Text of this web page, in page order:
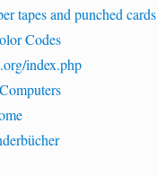
tapes and punched cards
Codes
index.php